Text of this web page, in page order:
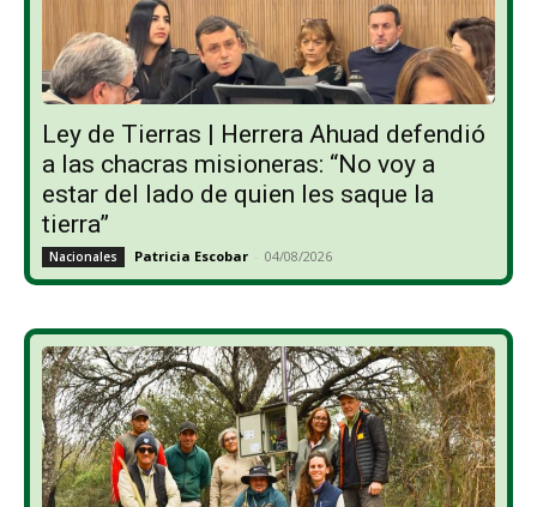
Ley de Tierras | Herrera Ahuad defendió
a las chacras misioneras: “No voy a
estar del lado de quien les saque la
tierra”
Nacionales Patricia Escobar - 04/08/2026